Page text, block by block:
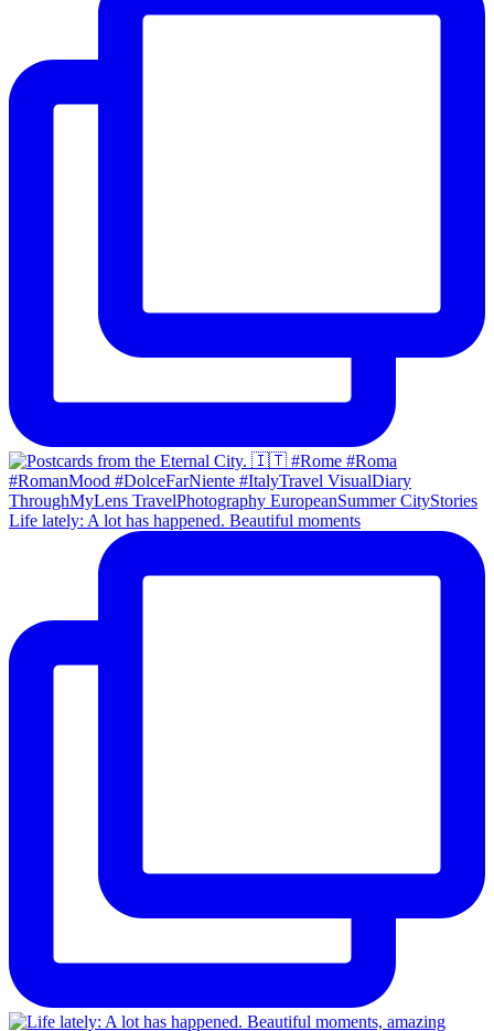
Life lately: A lot has happened. Beautiful moments